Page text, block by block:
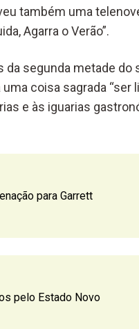
também uma
Agarra o Verão”.
segunda metade do
coisa sagrada “ser
e às iguarias
para Garrett
pelo Estado Novo